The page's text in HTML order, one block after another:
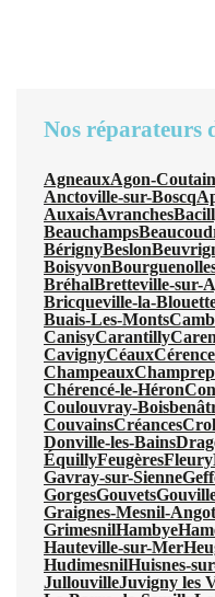
Nos réparateurs
AgneauxAgon-
Anctoville-sur-Boscq
AuxaisAvranches
Beauchamps
BérignyBeslon
Boisyvon
BréhalBretteville-sur-
Bricqueville-la-
Buais-Les-Monts
CanisyCarantilly
CavignyCéaux
Champeaux
Chérencé-le-Héron
Coulouvray-
CouvainsCréances
Donville-les-Bains
ÉquillyFeugèresFleury
Gavray-sur-Sienne
GorgesGouvets
Graignes-Mesnil-Angot
GrimesnilHambye
Hauteville-sur-Mer
HudimesnilHuisnes-
JullouvilleJuvigny les